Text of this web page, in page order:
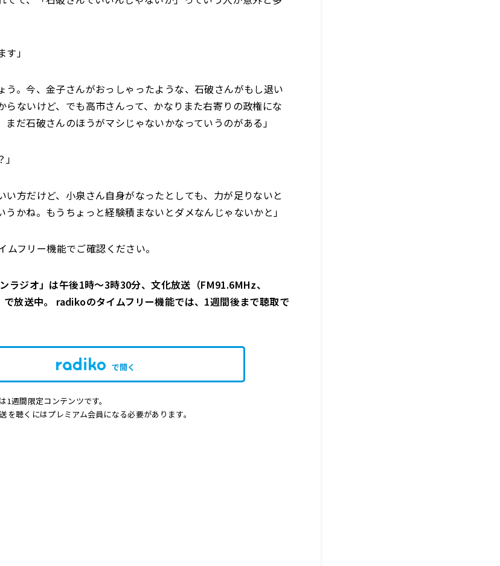
す」
う。今、金子さんがおっしゃったような、石破さんがもし退い
らないけど、でも高市さんって、かなりまた右寄りの政権にな
まだ石破さんのほうがマシじゃないかなっていうのがある」
い方だけど、小泉さん自身がなったとしても、力が足りないと
うかね。もうちょっと経験積まないとダメなんじゃないかと」
フリー機能でご確認ください。
ラジオ」は午後1時～3時30分、文化放送（FM91.6MHz、
放送中。 radikoのタイムフリー機能では、1週間後まで聴取で
で開く
1週間限定コンテンツです。
を聴くにはプレミアム会員になる必要があります。